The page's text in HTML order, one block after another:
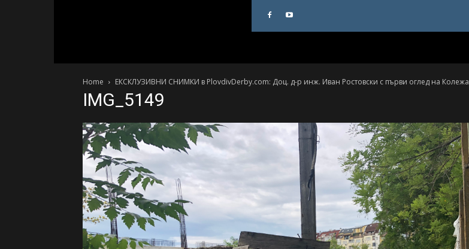
Home ЕКСКЛУЗИВНИ СНИМКИ в PlovdivDerby.com: Доц. д-р инж. Иван Ростовски с първи оглед на Колежа
IMG_5149